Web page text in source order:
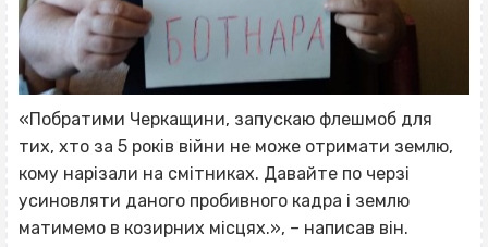
«Побратими Черкащини, запускаю флешмоб для
тих, хто за 5 років війни не може отримати землю,
кому нарізали на смітниках. Давайте по черзі
усиновляти даного пробивного кадра і землю
матимемо в козирних місцях.», – написав він.